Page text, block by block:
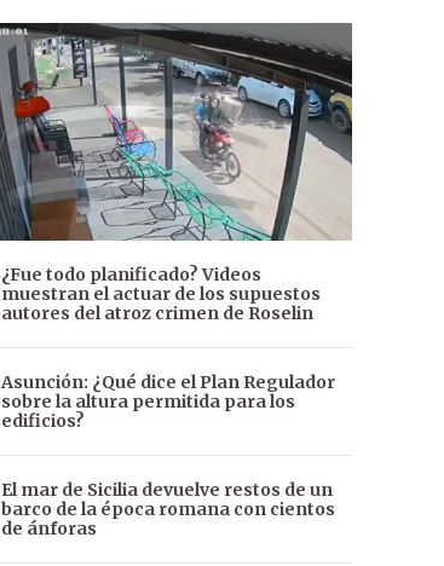
¿Fue todo planificado? Videos
muestran el actuar de los supuestos
autores del atroz crimen de Roselin
Asunción: ¿Qué dice el Plan Regulador
sobre la altura permitida para los
edificios?
El mar de Sicilia devuelve restos de un
barco de la época romana con cientos
de ánforas